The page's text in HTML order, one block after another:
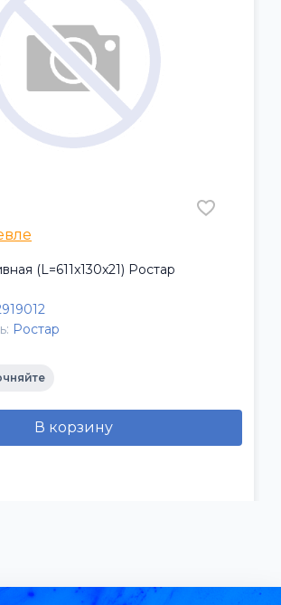
(L=611x130x21) Ростар
Ростар
В корзину